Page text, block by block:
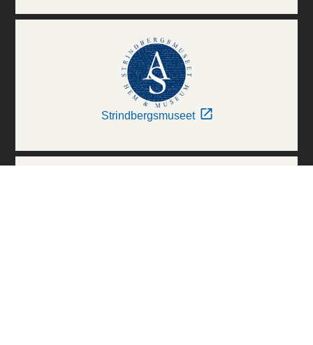
Strindbergsmuseet